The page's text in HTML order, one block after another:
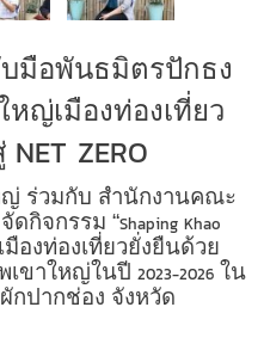
มือพันธมิตรปักธง
ญ่เมืองท่องเที่ยว
NET ZERO
ญ่ ร่วมกับ สำนักงานคณะ
ดกิจกรรม “Shaping Khao
มืองท่องเที่ยวยั่งยืนด้วย
เขาใหญ่ในปี 2023-2026 ใน
กปากช่อง จังหวัด